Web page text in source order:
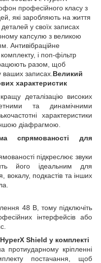
професійного класу з
які заробляють на життя
у своїх записах
капсулю з великою
Антивібраційне
і поп-фільтр
разом, щоб
записах. Великий
характеристик
деталізацію високих
та динамічними
характеристики
діафрагмою.
спрямованості для
підкреслює звуки
його ідеальним для
вокалу, подкастів та інших
48 В, тому підключіть
інтерфейсів або
Shield у комплекті
протиударному кріпленні
постачання, щоб